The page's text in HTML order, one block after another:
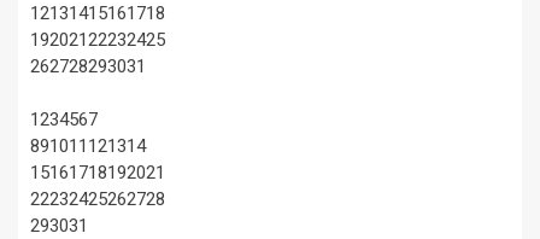
12131415161718
19202122232425
262728293031
1234567
891011 121314
15161718192021
22232425262728
293031